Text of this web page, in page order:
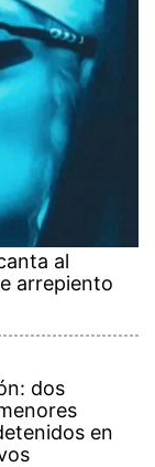
al
arrepiento
dos
en